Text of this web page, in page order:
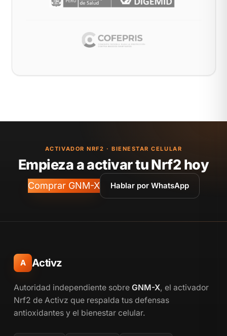
ACTIVADOR NRF2 · BIENESTAR CELULAR
Empieza a activar tu Nrf2 hoy
Comprar GNM-X Hablar por WhatsApp
A Activz
Autoridad independiente sobre GNM-X, el activador
Nrf2 de Activz que respalda tus defensas
antioxidantes y el bienestar celular.